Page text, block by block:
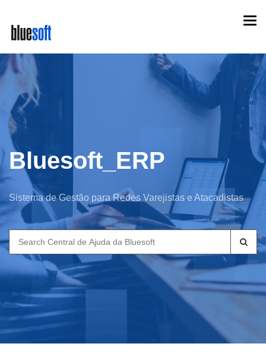
main
content
Bluesoft_ERP
Sistema de Gestão para Redes Varejistas e Atacadistas
Search
for: